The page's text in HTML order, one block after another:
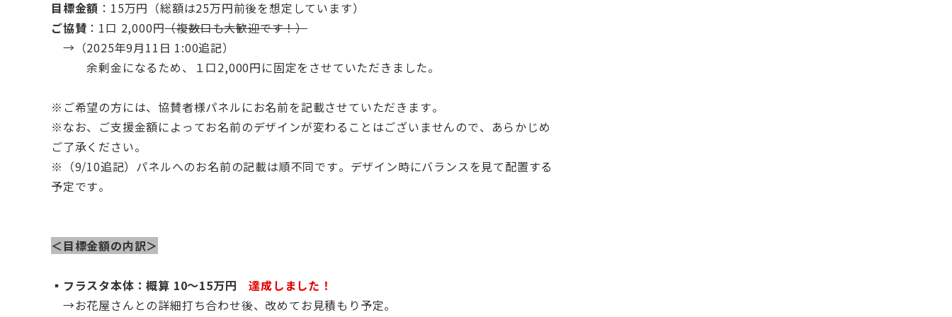
目標金額 ：15万円（総額は25万円前後を想定しています）
ご協賛 ：1口 2,000円（複数口も大歓迎です！）
→（2025年9月11日 1:00追記）
余剰金になるため、１口2,000円に固定をさせていただきました。
※ご希望の方には、協賛者様パネルにお名前を記載させていただきます。
※なお、ご支援金額によってお名前のデザインが変わることはございませんので、あらかじめ
ご了承ください。
※（9/10追記）パネルへのお名前の記載は順不同です。デザイン時にバランスを見て配置する
予定です。
＜目標金額の内訳＞
▪️フラスタ本体：概算 10〜15万円達成しました！
→お花屋さんとの詳細打ち合わせ後、改めてお見積もり予定。